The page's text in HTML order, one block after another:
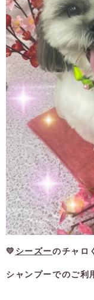
💛 シーズーのチャロ
シャンプーでのご